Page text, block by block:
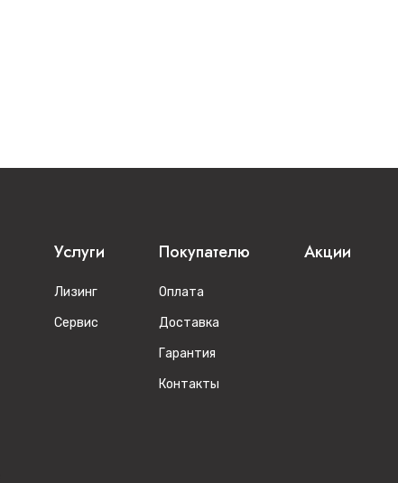
Услуги
Лизинг
Сервис
Покупателю
Оплата
Доставка
Гарантия
Контакты
Акции